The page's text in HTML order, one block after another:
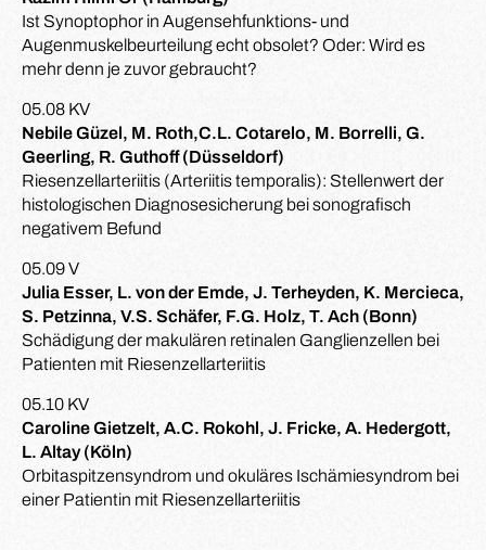
Ist Synoptophor in Augensehfunktions- und
Augenmuskelbeurteilung echt obsolet? Oder: Wird es
mehr denn je zuvor gebraucht?
05.08 KV
Nebile Güzel, M. Roth,C.L. Cotarelo, M. Borrelli, G.
Geerling, R. Guthoff (Düsseldorf)
Riesenzellarteriitis (Arteriitis temporalis): Stellenwert der
histologischen Diagnosesicherung bei sonografisch
negativem Befund
05.09 V
Julia Esser, L. von der Emde, J. Terheyden, K. Mercieca,
S. Petzinna, V.S. Schäfer, F.G. Holz, T. Ach (Bonn)
Schädigung der makulären retinalen Ganglienzellen bei
Patienten mit Riesenzellarteriitis
05.10 KV
Caroline Gietzelt, A.C. Rokohl, J. Fricke, A. Hedergott,
L. Altay (Köln)
Orbitaspitzensyndrom und okuläres Ischämiesyndrom bei
einer Patientin mit Riesenzellarteriitis